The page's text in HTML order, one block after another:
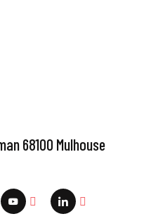
68100 Mulhouse